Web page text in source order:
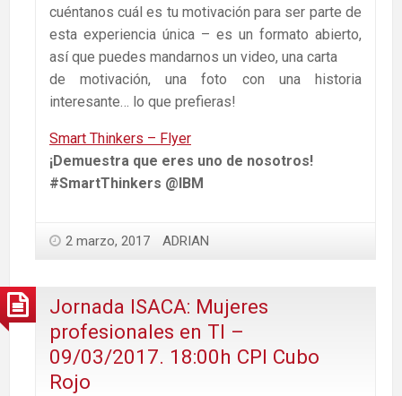
cuéntanos cuál es tu motivación para ser parte de
esta experiencia única – es un formato abierto,
así que puedes mandarnos un video, una carta
de motivación, una foto con una historia
interesante… lo que prefieras!
Smart Thinkers – Flyer
¡Demuestra que eres uno de nosotros!
#SmartThinkers @IBM
2 marzo, 2017 ADRIAN
Jornada ISACA: Mujeres
profesionales en TI –
09/03/2017. 18:00h CPI Cubo
Rojo